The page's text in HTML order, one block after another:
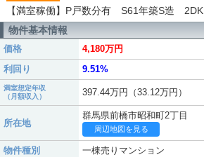
【満室稼働】P戸数分有 S61年築S造 2DK
物件基本情報
価格
4,180万円
利回り
9.51%
満室想定年収
（月額収入）
397.44万円（33.12万円）
所在地
群馬県前橋市昭和町2丁目
周辺地図を見る
物件種別
一棟売りマンション